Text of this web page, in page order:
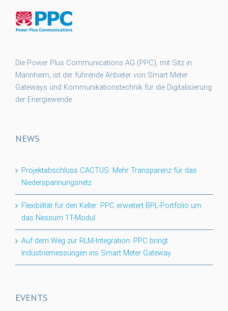
Die Power Plus Communications AG (PPC), mit Sitz in
Mannheim, ist der führende Anbieter von Smart Meter
Gateways und Kommunikationstechnik für die Digitalisierung
der Energiewende.
NEWS
Projektabschluss CACTUS: Mehr Transparenz für das
Niederspannungsnetz
Flexibilität für den Keller: PPC erweitert BPL-Portfolio um
das Nessum 1T-Modul
Auf dem Weg zur RLM-Integration: PPC bringt
Industriemessungen ins Smart Meter Gateway
EVENTS